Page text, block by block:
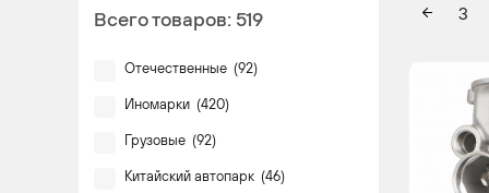
Всего товаров: 519
Отечественные (92)
Иномарки (420)
Грузовые (92)
Китайский автопарк (46)
3